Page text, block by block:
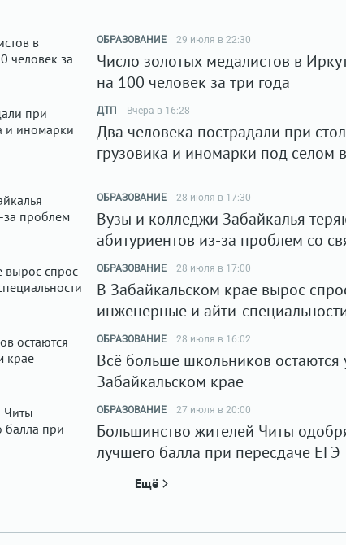
ОБРАЗОВАНИЕ 29 июля в 22:30
Число золотых медалистов в
на 100 человек за три года
ДТП Вчера в 16:28
Два человека пострадали при
грузовика и иномарки под селом
ОБРАЗОВАНИЕ 28 июля в 17:30
Вузы и колледжи Забайкалья
абитуриентов из-за проблем со
ОБРАЗОВАНИЕ 28 июля в 17:00
В Забайкальском крае вырос
инженерные и айти-
ОБРАЗОВАНИЕ 28 июля в 16:02
Всё больше школьников остаются
Забайкальском крае
ОБРАЗОВАНИЕ 27 июля в 20:00
Большинство жителей Читы
лучшего балла при пересдаче ЕГЭ
Ещё